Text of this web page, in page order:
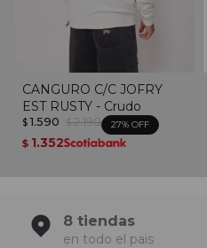
CANGURO C/C JOFRY
EST RUSTY - Crudo
$ 1.590 $ 2.190 27
$ 1.352
8 tiendas
en todo el pais